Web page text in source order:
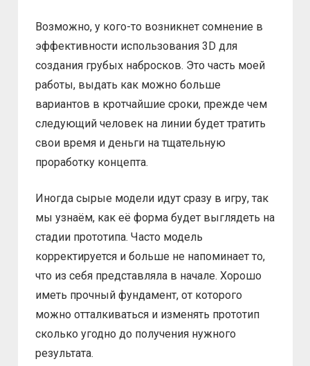
Возможно, у кого-то возникнет сомнение в
эффективности использования 3D для
создания грубых набросков. Это часть моей
работы, выдать как можно больше
вариантов в кротчайшие сроки, прежде чем
следующий человек на линии будет тратить
свои время и деньги на тщательную
проработку концепта.
Иногда сырые модели идут сразу в игру, так
мы узнаём, как её форма будет выглядеть на
стадии прототипа. Часто модель
корректируется и больше не напоминает то,
что из себя представляла в начале. Хорошо
иметь прочный фундамент, от которого
можно отталкиваться и изменять прототип
сколько угодно до получения нужного
результата.